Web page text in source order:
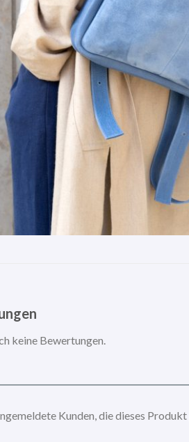
keine Bewertungen.
Kunden, die dieses